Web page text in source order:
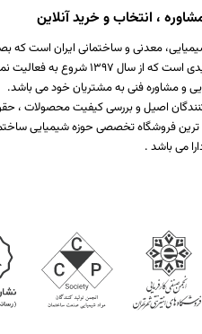
، انتخاب و خرید آنلاین
معدنی و ساختمانی ایران است
ساخت یا برطرف کننده
و مشاوره فنی به مشتریان خود می باشد.
کنندگان اصیل و بررسی کیفیت
فروشگاه تخصصی حوزه شیمیایی
می باشد .